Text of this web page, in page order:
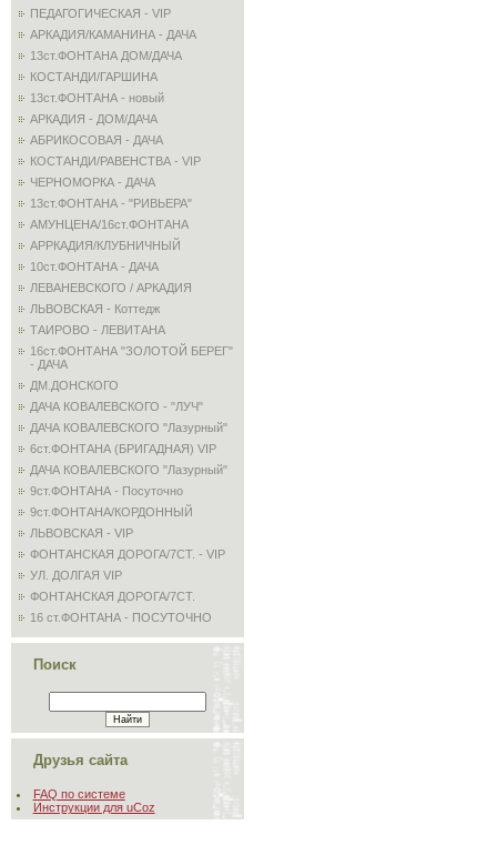
ПЕДАГОГИЧЕСКАЯ - VIP
АРКАДИЯ/КАМАНИНА - ДАЧА
13ст.ФОНТАНА ДОМ/ДАЧА
КОСТАНДИ/ГАРШИНА
13ст.ФОНТАНА - новый
АРКАДИЯ - ДОМ/ДАЧА
АБРИКОСОВАЯ - ДАЧА
КОСТАНДИ/РАВЕНСТВА - VIP
ЧЕРНОМОРКА - ДАЧА
13ст.ФОНТАНА - "РИВЬЕРА"
АМУНЦЕНА/16ст.ФОНТАНА
АРРКАДИЯ/КЛУБНИЧНЫЙ
10ст.ФОНТАНА - ДАЧА
ЛЕВАНЕВСКОГО / АРКАДИЯ
ЛЬВОВСКАЯ - Коттедж
ТАИРОВО - ЛЕВИТАНА
16ст.ФОНТАНА "ЗОЛОТОЙ БЕРЕГ"
- ДАЧА
ДМ.ДОНСКОГО
ДАЧА КОВАЛЕВСКОГО - "ЛУЧ"
ДАЧА КОВАЛЕВСКОГО "Лазурный"
6ст.ФОНТАНА (БРИГАДНАЯ) VIP
ДАЧА КОВАЛЕВСКОГО "Лазурный"
9ст.ФОНТАНА - Посуточно
9ст.ФОНТАНА/КОРДОННЫЙ
ЛЬВОВСКАЯ - VIP
ФОНТАНСКАЯ ДОРОГА/7СТ. - VIP
УЛ. ДОЛГАЯ VIP
ФОНТАНСКАЯ ДОРОГА/7СТ.
16 ст.ФОНТАНА - ПОСУТОЧНО
Поиск
Друзья сайта
FAQ по системе
Инструкции для uCoz